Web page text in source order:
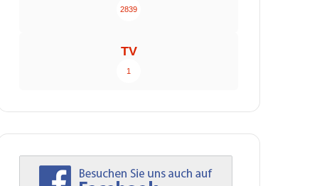
2839
TV
1